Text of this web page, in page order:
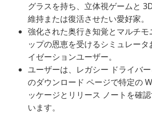
グラスを持ち、立体視ゲームと
維持または復活させたい愛好家。
強化された奥行き知覚とマルチ
ップの恩恵を受けるシミュレータ
イゼーションユーザー。
ユーザーは、レガシー ドライバ
のダウンロード ページで特定の
ッケージとリリース ノートを確
います。